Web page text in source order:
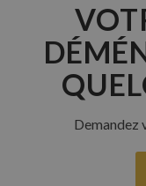
Demandez